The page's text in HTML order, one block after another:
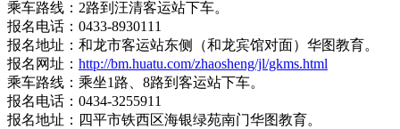
乘车路线：2路到汪清客运站下车。
报名电话：0433-8930111
报名地址：和龙市客运站东侧（和龙宾馆对面）华图教育。
报名网址： http://bm.huatu.com/zhaosheng/jl/gkms.html
乘车路线：乘坐1路、8路到客运站下车。
报名电话：0434-3255911
报名地址：四平市铁西区海银绿苑南门华图教育。